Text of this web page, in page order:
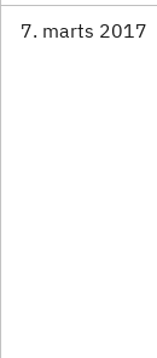
7. marts 2017